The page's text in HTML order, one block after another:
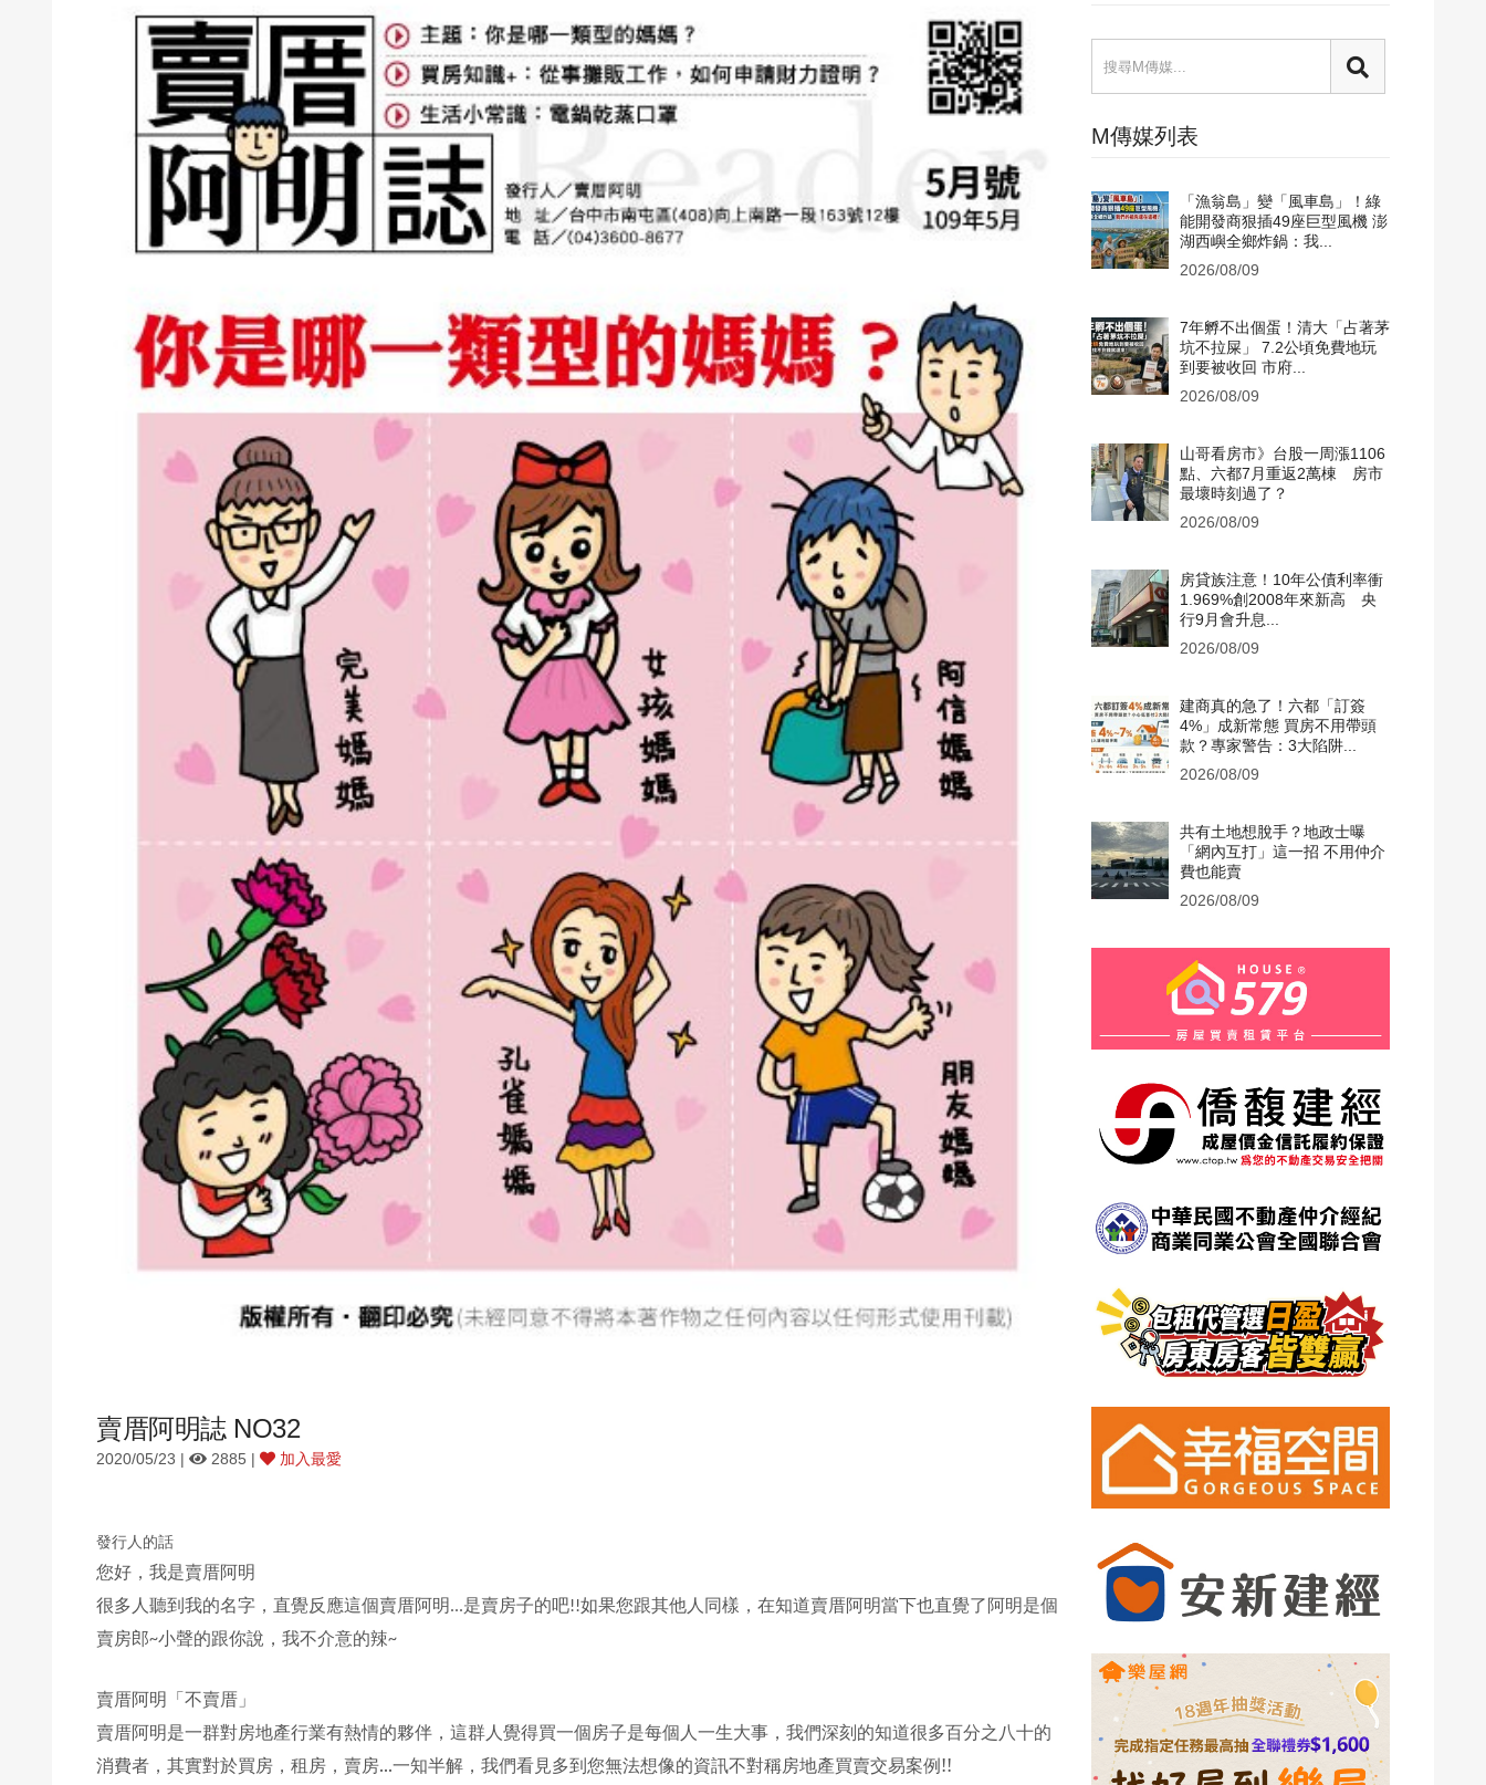
M傳媒列表
「漁翁島」變「風車島」！綠
能開發商狠插49座巨型風機 澎
湖西嶼全鄉炸鍋：我...
2026/08/09
7年孵不出個蛋！清大「占著茅
坑不拉屎」 7.2公頃免費地玩
到要被收回 市府...
2026/08/09
山哥看房市》台股一周漲1106
點、六都7月重返2萬棟 房市
最壞時刻過了？
2026/08/09
房貸族注意！10年公債利率衝
1.969%創2008年來新高 央
行9月會升息...
2026/08/09
建商真的急了！六都「訂簽
4%」成新常態 買房不用帶頭
款？專家警告：3大陷阱...
2026/08/09
共有土地想脫手？地政士曝
「網內互打」這一招 不用仲介
費也能賣
2026/08/09
賣厝阿明誌 NO32
2020/05/23 | 2885 | 加入最愛
發行人的話
您好，我是賣厝阿明
很多人聽到我的名字，直覺反應這個賣厝阿明...是賣房子的吧!!如果您跟其他人同樣，在知道賣厝阿明當下也直覺了阿明是個
賣房郎~小聲的跟你說，我不介意的辣~
賣厝阿明 「不賣厝 」
賣厝阿明是一群對房地產行業有熱情的夥伴，這群人覺得買一個房子是每個人一生大事，我們深刻的知道很多百分之八十的
消費者，其實對於買房，租房，賣房...一知半解，我們看見多到您無法想像的資訊不對稱房地產買賣交易案例!!